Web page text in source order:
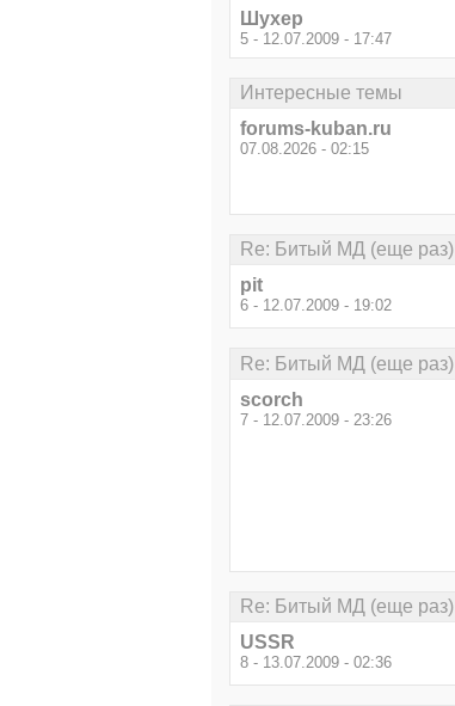
Шухер
5 - 12.07.2009 - 17:47
Интересные темы
forums-kuban.ru
07.08.2026 - 02:15
Re: Битый МД (еще раз)
pit
6 - 12.07.2009 - 19:02
Re: Битый МД (еще раз)
scorch
7 - 12.07.2009 - 23:26
Re: Битый МД (еще раз)
USSR
8 - 13.07.2009 - 02:36